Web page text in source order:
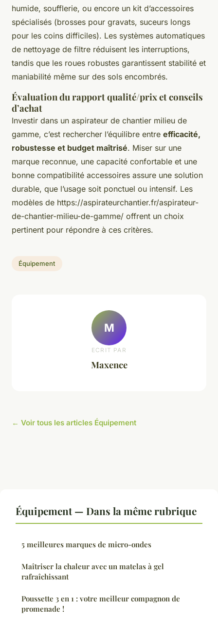
humide, soufflerie, ou encore un kit d’accessoires
spécialisés (brosses pour gravats, suceurs longs
pour les coins difficiles). Les systèmes automatiques
de nettoyage de filtre réduisent les interruptions,
tandis que les roues robustes garantissent stabilité et
maniabilité même sur des sols encombrés.
Évaluation du rapport qualité/prix et conseils
d’achat
Investir dans un aspirateur de chantier milieu de
gamme, c’est rechercher l’équilibre entre efficacité,
robustesse et budget maîtrisé. Miser sur une
marque reconnue, une capacité confortable et une
bonne compatibilité accessoires assure une solution
durable, que l’usage soit ponctuel ou intensif. Les
modèles de https://aspirateurchantier.fr/aspirateur-
de-chantier-milieu-de-gamme/ offrent un choix
pertinent pour répondre à ces critères.
Équipement
M
ECRIT PAR
Maxence
← Voir tous les articles Équipement
Équipement — Dans la même rubrique
5 meilleures marques de micro-ondes
Maîtriser la chaleur avec un matelas à gel
rafraîchissant
Poussette 3 en 1 : votre meilleur compagnon de
promenade !